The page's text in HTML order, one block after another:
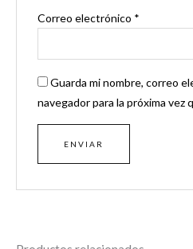
Correo electrónico *
Guarda mi nombre, correo
navegador para la próxima vez